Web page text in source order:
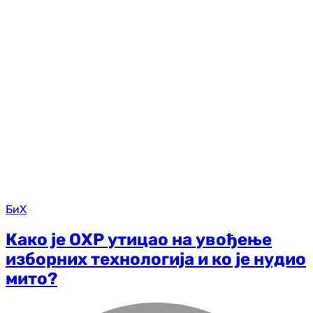
БиХ
Како је ОХР утицао на увођење
изборних технологија и ко је нудио
мито?